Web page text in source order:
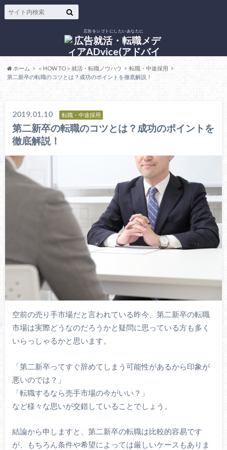
広告をシゴトにしたいあなたに
ホーム ＜HOW TO＞就活・転職ノウハウ
転職・中途採用
第二新卒の転職のコツとは？成功のポイントを徹底解説！
2019.01.10 転職・中途採用
第二新卒の転職のコツとは？成功のポイントを
徹底解説！
空前の売り手市場だと言われている昨今、第二新卒の転職
市場は実際どうなのだろうかと疑問に思っている方も多く
いらっしゃるかと思います。
「第二新卒ってすぐ辞めてしまう可能性があるから印象が
悪いのでは？」
「転職するなら売手市場の今がいい？」
など様々な思いが交錯していることでしょう。
結論から申しますと、第二新卒の転職は比較的容易です
が、もちろん条件や希望によっては厳しいケースもありま